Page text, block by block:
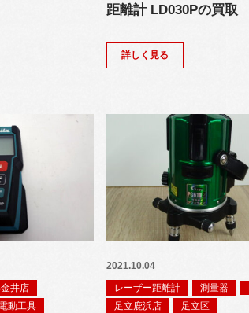
距離計 LD030Pの買取
詳しく見る
井店
電動工具
2021.10.04
レーザー距離計
測量器
足立鹿浜店
足立区